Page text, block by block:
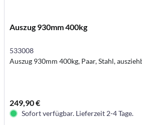
Auszug 930mm 400kg
533008
Auszug 930mm 400kg, Paar, Stahl,
249,90 €
Sofort verfügbar. Lieferzeit 2-4 Tage.